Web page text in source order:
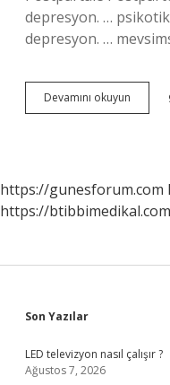
depresyon. …
depresyon. …
Devamını okuyun
Durum
https://gunesforum.com
https://
Sidebar
Son Yazılar
LED televizyon nasıl çalışır ?
Ağustos 7, 2026